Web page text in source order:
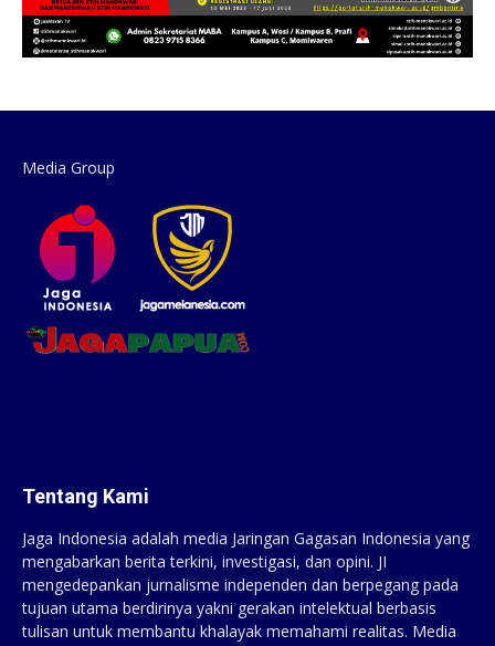
Media Group
Tentang Kami
Jaga Indonesia adalah media Jaringan Gagasan Indonesia yang
mengabarkan berita terkini, investigasi, dan opini. JI
mengedepankan jurnalisme independen dan berpegang pada
tujuan utama berdirinya yakni gerakan intelektual berbasis
tulisan untuk membantu khalayak memahami realitas. Media